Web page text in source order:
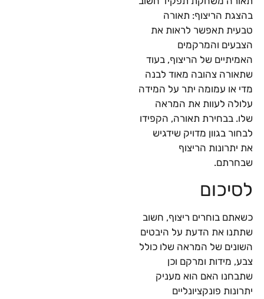
בהצגת הריצוף: תאורה
טבעית תאפשר לראות את
הצבעים והמרקמים
האמיתיים של הריצוף, בעוד
שתאורה צהובה מאוד לבנה
מדי או עמומה יתר על המידה
עלולה לעוות את המראה
שלו. בבחירת תאורה, הקפידו
לבחור בגוון מדויק שידגיש
את יתרונות הריצוף
שבחרתם.
לסיכום
כשאתם בוחרים ריצוף, חשוב
שתתנו את הדעת על היבטים
השונים של המראה שלו כולל
צבע, מידות ומרקם וכן
שתבחנו האם הוא מעניק
יתרונות פונקציונליים